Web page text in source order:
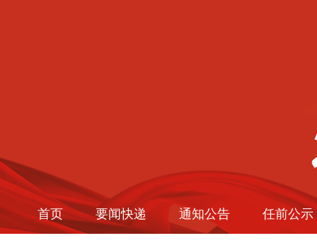
首页 要闻快递 通知公告 任前公示